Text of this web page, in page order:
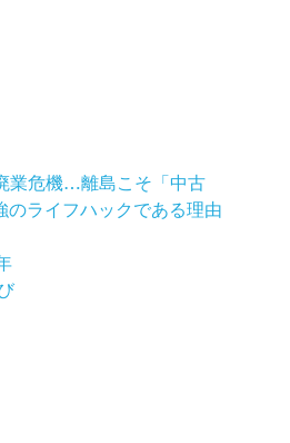
業危機…離島こそ「中古
のライフハックである理由